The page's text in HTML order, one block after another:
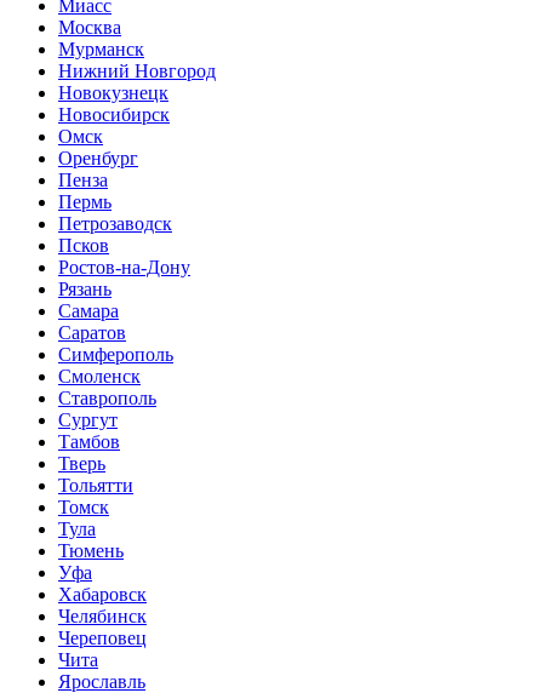
Миасс
Москва
Мурманск
Нижний Новгород
Новокузнецк
Новосибирск
Омск
Оренбург
Пенза
Пермь
Петрозаводск
Псков
Ростов-на-Дону
Рязань
Самара
Саратов
Симферополь
Смоленск
Ставрополь
Сургут
Тамбов
Тверь
Тольятти
Томск
Тула
Тюмень
Уфа
Хабаровск
Челябинск
Череповец
Чита
Ярославль